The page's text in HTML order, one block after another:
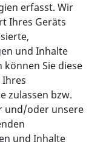
erfasst. Wir
Ihres Geräts
und Inhalte
können Sie diese
zulassen bzw.
und/oder unsere
und Inhalte